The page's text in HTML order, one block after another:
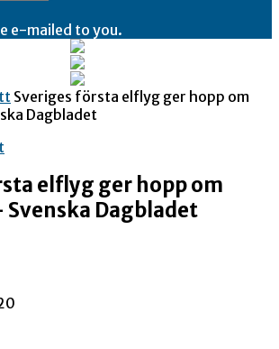
e-mailed to you.
Sveriges första elflyg ger hopp om
Dagbladet
elflyg ger hopp om
Dagbladet